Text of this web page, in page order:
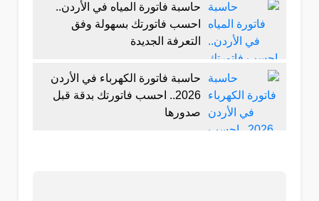
حاسبة فاتورة المياه في الأردن..
احسب فاتورتك بسهولة وفق
التعرفة الجديدة
حاسبة فاتورة الكهرباء في الأردن
2026.. احسب فاتورتك بدقة قبل
صدورها